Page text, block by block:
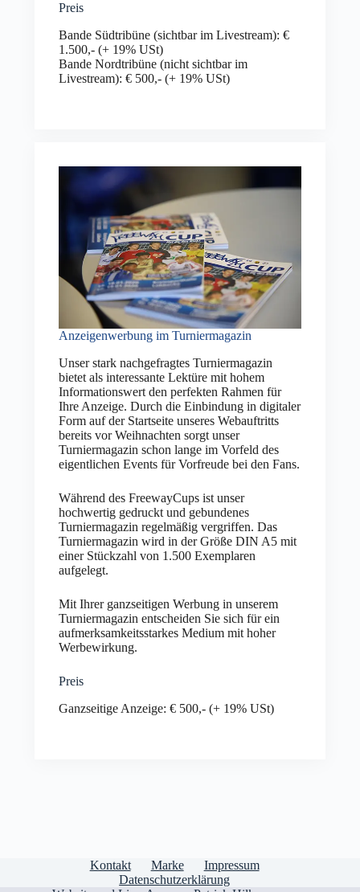
Preis
Bande Südtribüne (sichtbar im Livestream): €
1.500,- (+ 19% USt)
Bande Nordtribüne (nicht sichtbar im
Livestream): € 500,- (+ 19% USt)
Anzeigenwerbung im Turniermagazin
Unser stark nachgefragtes Turniermagazin
bietet als interessante Lektüre mit hohem
Informationswert den perfekten Rahmen für
Ihre Anzeige. Durch die Einbindung in digitaler
Form auf der Startseite unseres Webauftritts
bereits vor Weihnachten sorgt unser
Turniermagazin schon lange im Vorfeld des
eigentlichen Events für Vorfreude bei den Fans.
Während des FreewayCups ist unser
hochwertig gedruckt und gebundenes
Turniermagazin regelmäßig vergriffen. Das
Turniermagazin wird in der Größe DIN A5 mit
einer Stückzahl von 1.500 Exemplaren
aufgelegt.
Mit Ihrer ganzseitigen Werbung in unserem
Turniermagazin entscheiden Sie sich für ein
aufmerksamkeitsstarkes Medium mit hoher
Werbewirkung.
Preis
Ganzseitige Anzeige: € 500,- (+ 19% USt)
Kontakt Marke
Impressum
Datenschutzerklärung